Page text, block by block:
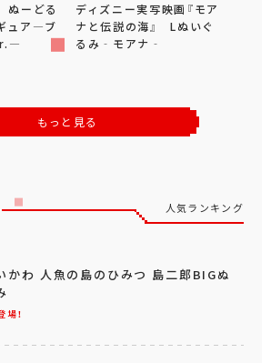
ーどる
ュア―ブ
ディズニー実写映画『モア
ナと伝説の海』 Lぬいぐ
るみ‐モアナ‐
もっと見る
人気ランキング
！
かわ 人魚の島のひみつ 島二郎BIGぬ